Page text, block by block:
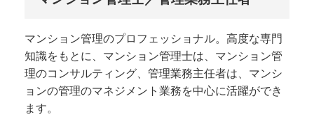
マンション管理のプロフェッショナル。高度な専門
知識をもとに、マンション管理士は、マンション管
理のコンサルティング、管理業務主任者は、マンシ
ョンの管理のマネジメント業務を中心に活躍ができ
ます。